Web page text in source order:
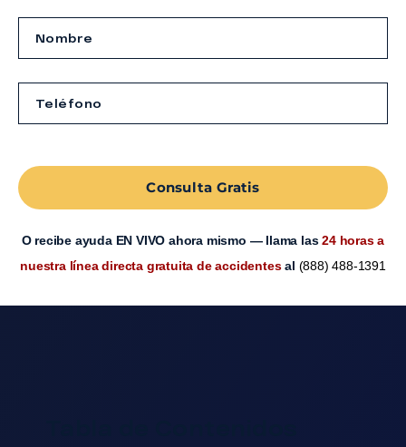
Consulta Gratis
O recibe ayuda EN VIVO ahora mismo — llama las24 horas a
nuestra línea directa gratuita de accidentesal (888) 488-1391